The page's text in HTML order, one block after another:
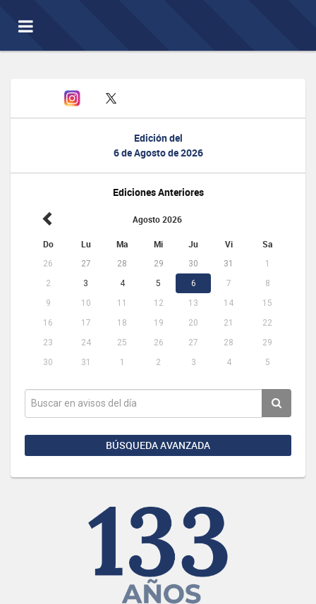
Toggle
navigation
Edición del
6 de Agosto de 2026
Ediciones Anteriores
Agosto 2026
Do Lu Ma Mi Ju Vi Sa
26 27 28 29 30 31
1
2
3 4 5 6 7
8
9
10 11 12 13 14
15
16
17 18 19 20 21
22
23
24 25 26 27 28
29
30
31 1 2 3 4 5
BÚSQUEDA AVANZADA